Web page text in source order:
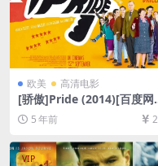
欧美 高清电影
[骄傲]Pride (2014)[百度网
+迅雷云盘资源1080P超清
删减][MP4/7.6GB][中英字
5 年前
VIP